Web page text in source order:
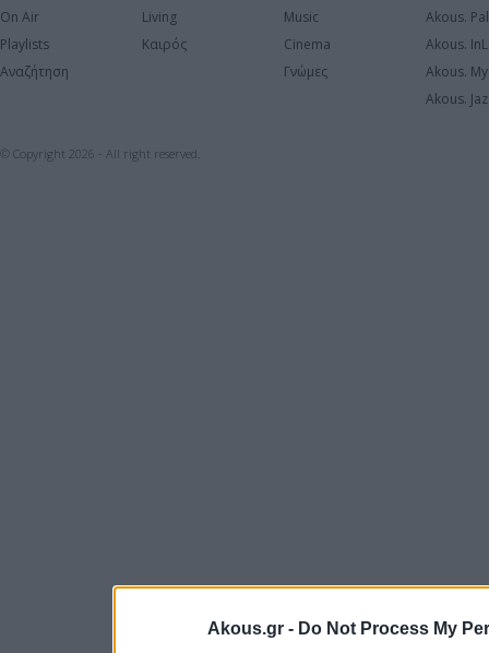
Akous.gr - Do Not Process My
On Air
Playlists
Αναζήτηση
Living
Καιρός
Music
Cinema
Γνώμες
Akous.
Akous.
Akous.
Akous.
© Copyright 2026 - All right reserved.